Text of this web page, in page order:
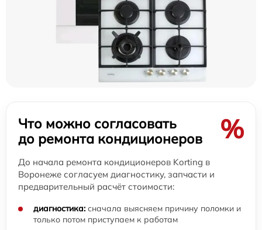
Что можно согласовать
до ремонта кондиционеров
%
До начала ремонта кондиционеров Korting в
Воронеже согласуем диагностику, запчасти и
предварительный расчёт стоимости:
диагностика: сначала выясняем причину поломки и
только потом приступаем к работам